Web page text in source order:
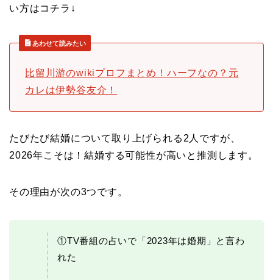
い方はコチラ↓
あわせて読みたい
比留川游のwikiプロフまとめ！ハーフなの？元
カレは伊勢谷友介！
たびたび結婚について取り上げられる2人ですが、
2026年こそは！結婚する可能性が高いと推測します。
その理由が次の3つです。
①TV番組の占いで「2023年は婚期」と言わ
れた